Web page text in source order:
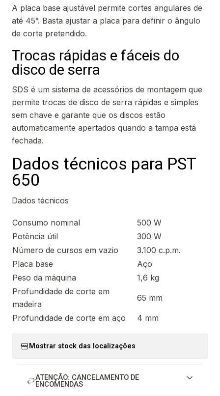
A placa base ajustável permite cortes angulares de
até 45°. Basta ajustar a placa para definir o ângulo
de corte pretendido.
Trocas rápidas e fáceis do
disco de serra
SDS é um sistema de acessórios de montagem que
permite trocas de disco de serra rápidas e simples
sem chave e garante que os discos estão
automaticamente apertados quando a tampa está
fechada.
Dados técnicos para PST
650
Dados técnicos
Consumo nominal
500 W
Potência útil
300 W
Número de cursos em vazio
3.100 c.p.m.
Placa base
Aço
Peso da máquina
1,6 kg
Profundidade de corte em
madeira
65 mm
Profundidade de corte em aço 4 mm
Mostrar stock das localizações
ATENÇÃO: CANCELAMENTO DE
ENCOMENDAS